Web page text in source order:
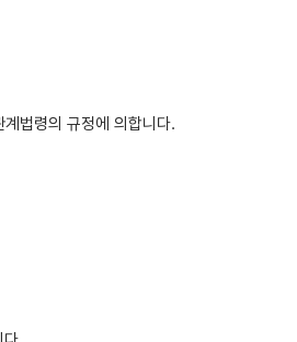
법령의 규정에 의합니다.